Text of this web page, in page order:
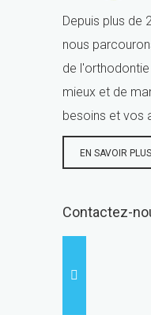
Depuis plus de
nous
de
mieux et de
besoins et vos
EN SAVOIR PLUS
Contactez-